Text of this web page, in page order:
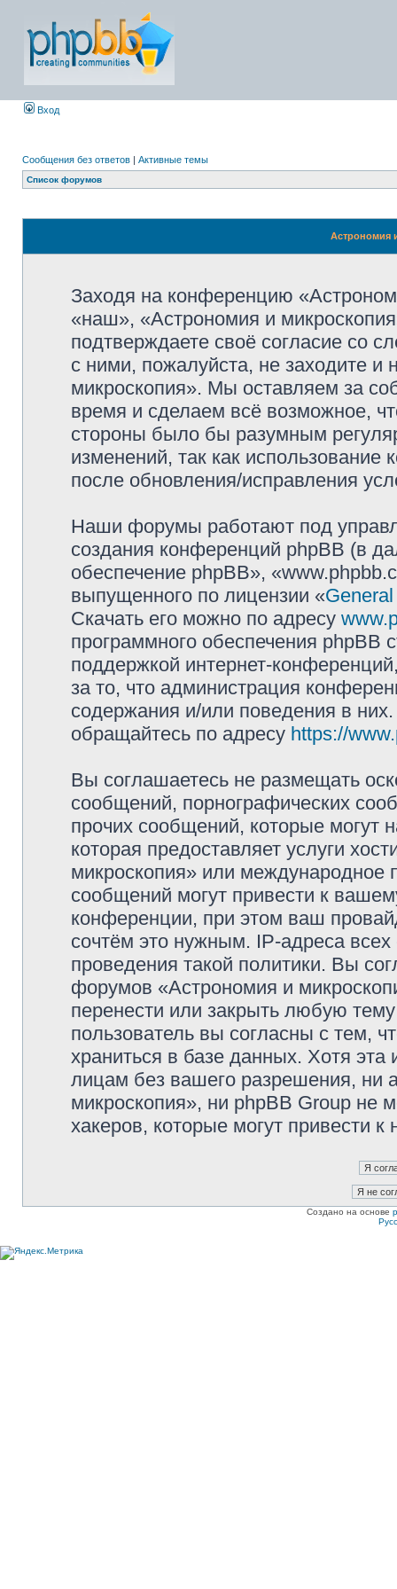
Вход
Сообщения без ответов | Активные темы
Список форумов
Астрономия
Заходя на конференцию
«наш», «Астрономия и
подтверждаете своё согласие со
с ними, пожалуйста, не заходите
микроскопия». Мы оставляем за
время и сделаем всё возможное,
стороны было бы разумным
изменений, так как
после обновления/исправления
Наши форумы работают под
создания конференций phpBB (в
обеспечение phpBB»,
выпущенного по лицензии «
Скачать его можно по адресу
программного обеспечения phpBB
поддержкой интернет-
за то, что администрация
содержания и/или поведения в
обращайтесь по адресу https://
Вы соглашаетесь не размещать
сообщений, порнографических
прочих сообщений, которые могут
которая предоставляет услуги
микроскопия» или международное
сообщений могут привести к
конференции, при этом ваш
сочтём это нужным. IP-адреса
проведения такой политики. Вы
форумов «Астрономия и
перенести или закрыть любую
пользователь вы согласны с тем,
храниться в базе данных. Хотя
лицам без вашего разрешения, ни
микроскопия», ни phpBB Group не
хакеров, которые могут привести
Создано на основе